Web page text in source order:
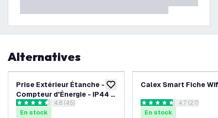
Alternatives
ajouter à la liste de souhaits
Prise Extérieur Étanche -
Compteur d'Énergie - IP44 -
Prise Connectée WiFi
ouvrir le tiroir des avis
4.6 étoiles de notation
4.6 (45)
En stock
Calex Smart Fiche
ouvrir le
4.7 étoiles de notation
4.7 (27)
En stock